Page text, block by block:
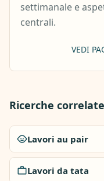
settimanale e
centrali.
VEDI
Ricerche correlate
Lavori au pair
Lavori da tata